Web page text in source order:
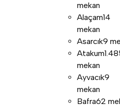
mekan
Alaçam14
mekan
Asarcık9
Atakum
mekan
Ayvacık9
mekan
Bafra62